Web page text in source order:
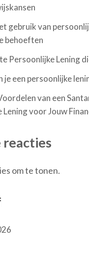
gebruik van
behoeften
Persoonlijke Lening
je een persoonlijke
van een
Lening voor Jouw
reacties
om te tonen.